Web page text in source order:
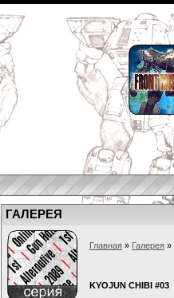
ГАЛЕРЕЯ
Главная » Галерея »
KYOJUN CHIBI #03